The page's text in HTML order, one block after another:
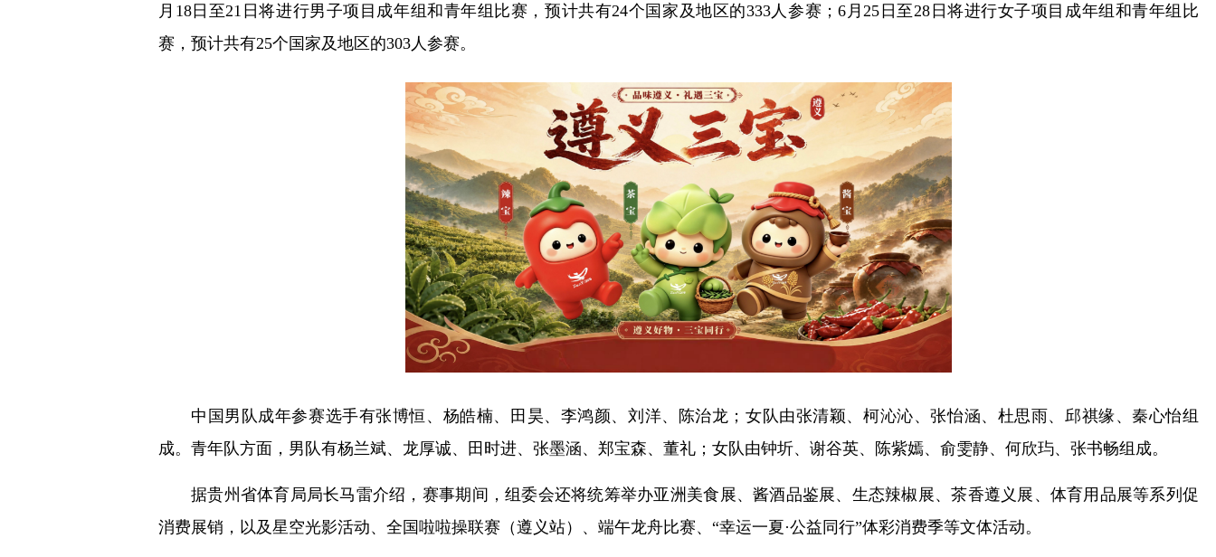
月18日至21日将进行男子项目成年组和青年组比赛，预计共有24个国家及地区的333人参赛；6月25日至28日将进行女子项目成年组和青年组比
赛，预计共有25个国家及地区的303人参赛。
中国男队成年参赛选手有张博恒、杨皓楠、田昊、李鸿颜、刘洋、陈治龙；女队由张清颖、柯沁沁、张怡涵、杜思雨、邱祺缘、秦心怡组
成。青年队方面，男队有杨兰斌、龙厚诚、田时进、张墨涵、郑宝森、董礼；女队由钟圻、谢谷英、陈紫嫣、俞雯静、何欣玙、张书畅组成。
据贵州省体育局局长马雷介绍，赛事期间，组委会还将统筹举办亚洲美食展、酱酒品鉴展、生态辣椒展、茶香遵义展、体育用品展等系列促
消费展销，以及星空光影活动、全国啦啦操联赛（遵义站）、端午龙舟比赛、“幸运一夏·公益同行”体彩消费季等文体活动。